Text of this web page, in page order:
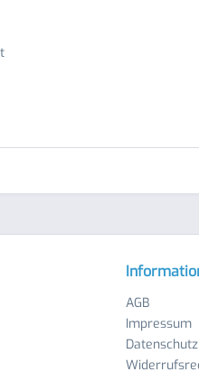
AGB
Impressum
Datenschutz